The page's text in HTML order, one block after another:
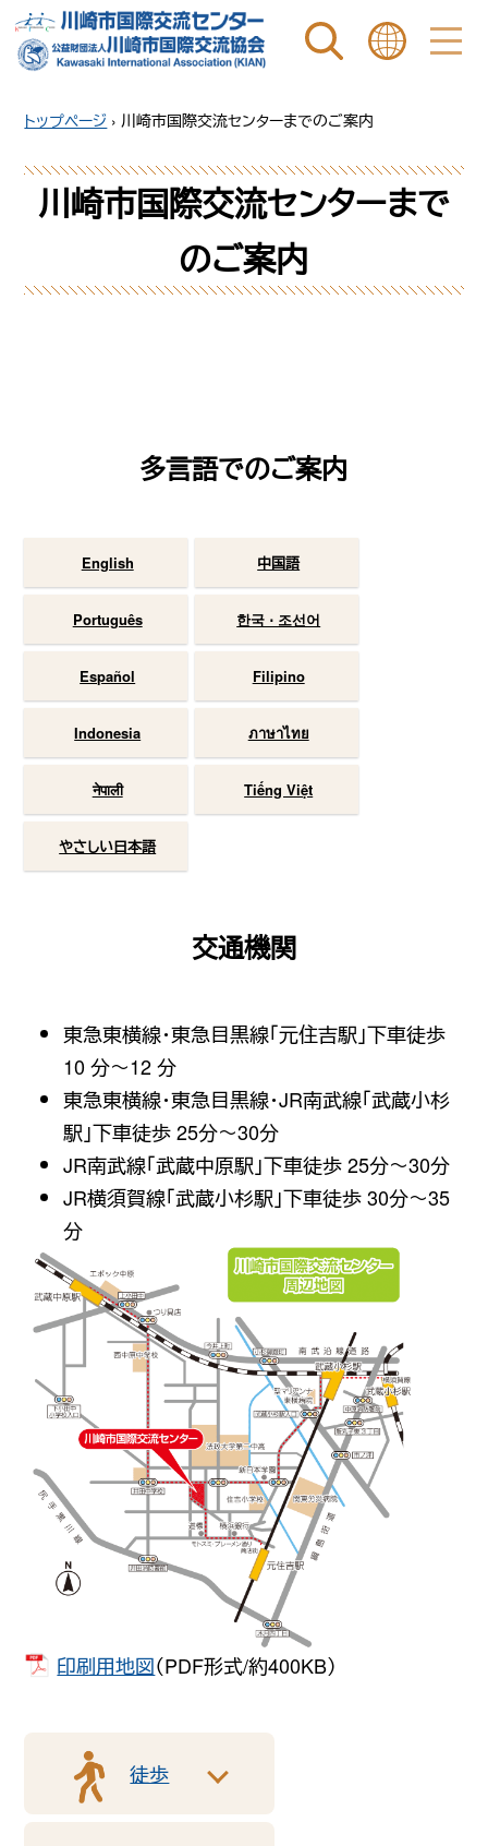
ページ内を検索
ことば
トップページ › 川崎市国際交流センターまでのご案内
川崎市国際交流センターまで
のご案内
多言語でのご案内
English 中国語
Português 한국 ⋅ 조선어
Español Filipino
Indonesia ภาษาไทย
नेपाली Tiếng Việt
やさしい日本語
交通機関
東急東横線・東急目黒線「元住吉駅」下車徒歩
10 分〜12 分
東急東横線・東急目黒線・JR南武線「武蔵小杉
駅」下車徒歩 25分〜30分
JR南武線「武蔵中原駅」下車徒歩 25分〜30分
JR横須賀線「武蔵小杉駅」下車徒歩 30分〜35
分
印刷用地図（PDF形式/約400KB）
徒歩